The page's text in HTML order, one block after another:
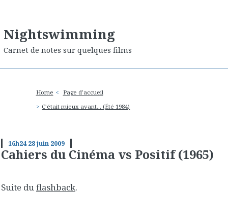
Nightswimming
Carnet de notes sur quelques films
Home
Page d'accueil
C'était mieux avant... (Été 1984)
16h24 28juin 2009
Cahiers du Cinéma vs Positif (1965)
Suite duflashback.